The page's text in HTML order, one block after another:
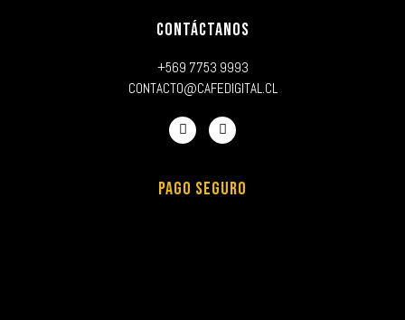
CONTÁCTANOS
+569 7753 9993
CONTACTO@CAFEDIGITAL.CL
PAGO SEGURO